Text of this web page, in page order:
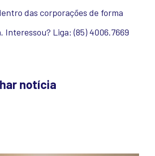
das corporações de forma
Interessou? Liga: (85) 4006.7669
notícia